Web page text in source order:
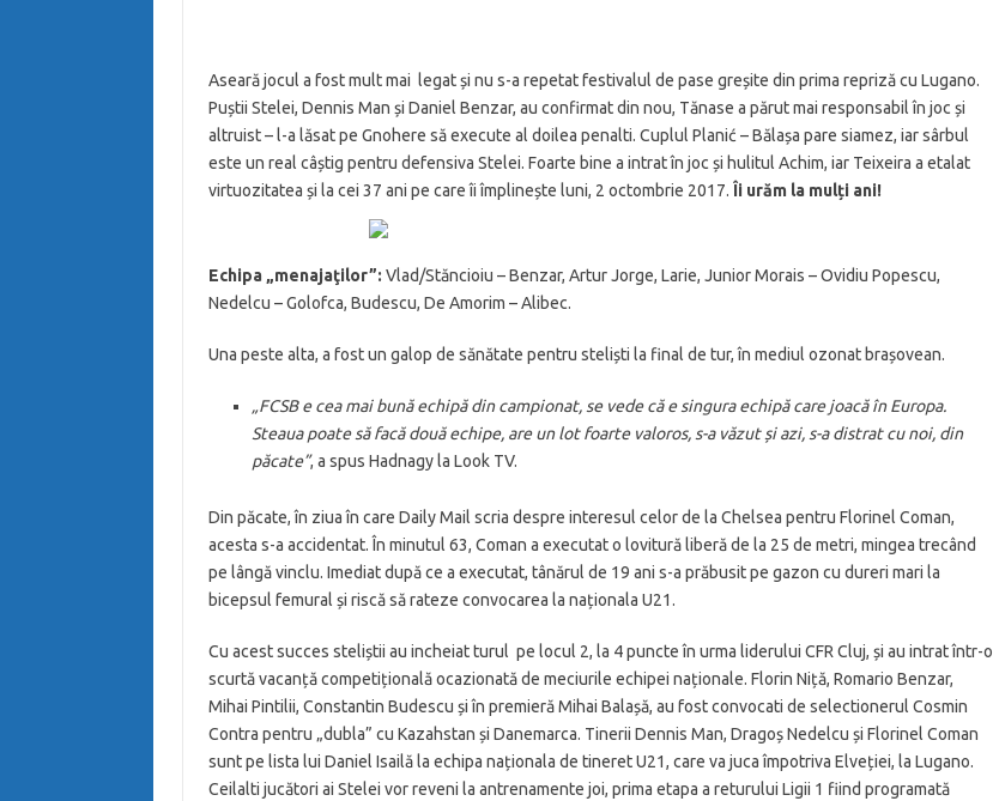
Aseară jocul a fost mult mai legat și nu s-a repetat festivalul de pase greșite din prima repriză cu Lugano.
Puștii Stelei, Dennis Man și Daniel Benzar, au confirmat din nou, Tănase a părut mai responsabil în joc și
altruist – l-a lăsat pe Gnohere să execute al doilea penalti. Cuplul Planić – Bălașa pare siamez, iar sârbul
este un real câștig pentru defensiva Stelei. Foarte bine a intrat în joc și hulitul Achim, iar Teixeira a etalat
virtuozitatea și la cei 37 ani pe care îi împlinește luni, 2 octombrie 2017. Îi urăm la mulți ani!
Echipa „menajaţilor”: Vlad/Stăncioiu – Benzar, Artur Jorge, Larie, Junior Morais – Ovidiu Popescu,
Nedelcu – Golofca, Budescu, De Amorim – Alibec.
Una peste alta, a fost un galop de sănătate pentru steliști la final de tur, în mediul ozonat brașovean.
„FCSB e cea mai bună echipă din campionat, se vede că e singura echipă care joacă în Europa.
Steaua poate să facă două echipe, are un lot foarte valoros, s-a văzut și azi, s-a distrat cu noi, din
păcate”, a spus Hadnagy la Look TV.
Din păcate, în ziua în care Daily Mail scria despre interesul celor de la Chelsea pentru Florinel Coman,
acesta s-a accidentat. În minutul 63, Coman a executat o lovitură liberă de la 25 de metri, mingea trecând
pe lângă vinclu. Imediat după ce a executat, tânărul de 19 ani s-a prăbusit pe gazon cu dureri mari la
bicepsul femural și riscă să rateze convocarea la naționala U21.
Cu acest succes steliștii au incheiat turul pe locul 2, la 4 puncte în urma liderului CFR Cluj, și au intrat într-o
scurtă vacanță competițională ocazionată de meciurile echipei naționale. Florin Niță, Romario Benzar,
Mihai Pintilii, Constantin Budescu și în premieră Mihai Balașă, au fost convocati de selectionerul Cosmin
Contra pentru „dubla” cu Kazahstan și Danemarca. Tinerii Dennis Man, Dragoș Nedelcu și Florinel Coman
sunt pe lista lui Daniel Isailă la echipa naționala de tineret U21, care va juca împotriva Elveției, la Lugano.
Ceilalti jucători ai Stelei vor reveni la antrenamente joi, prima etapa a returului Ligii 1 fiind programată